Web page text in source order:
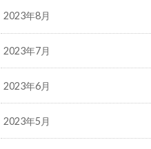
2023年8月
2023年7月
2023年6月
2023年5月